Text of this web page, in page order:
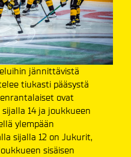
jännittävistä
tiukasti pääsystä
ovat
14 ja joukkueen
ylempään
sijalla 12 on Jukurit,
sisäisen